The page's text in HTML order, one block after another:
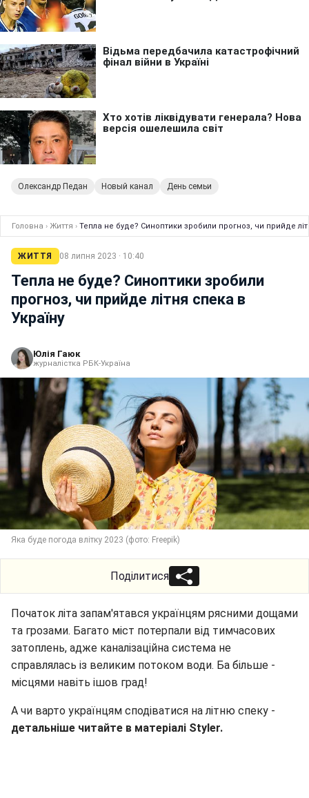
Олександр Педан Новый канал День семьи
Головна › Життя › Тепла не буде? Синоптики зробили прогноз, чи прийде
ЖИТТЯ 08 липня 2023 · 10:40
Тепла не буде? Синоптики зробили
прогноз, чи прийде літня спека в
Україну
Юлія Гаюк
журналістка РБК-Україна
Яка буде погода влітку 2023 (фото: Freepik)
Поділитися
Початок літа запам'ятався українцям рясними дощами
та грозами. Багато міст потерпали від тимчасових
затоплень, адже каналізаційна система не
справлялась із великим потоком води. Ба більше -
місцями навіть ішов град!
А чи варто українцям сподіватися на літню спеку -
детальніше читайте в матеріалі Styler.